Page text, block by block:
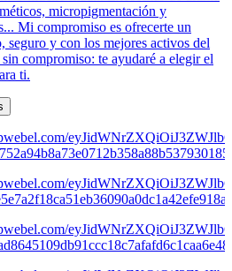
micropigmentación y
Mi compromiso es ofrecerte un
seguro y con los mejores activos del
compromiso: te ayudaré a elegir el
ti.